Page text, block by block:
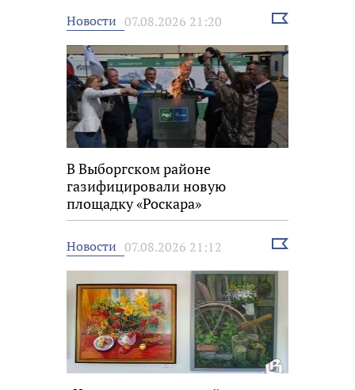
Новости 07.08.2026 21:20
Выбрать
В Выборгском районе
газифицировали новую
площадку «Роскара»
Новости 07.08.2026 21:12
Выбрать